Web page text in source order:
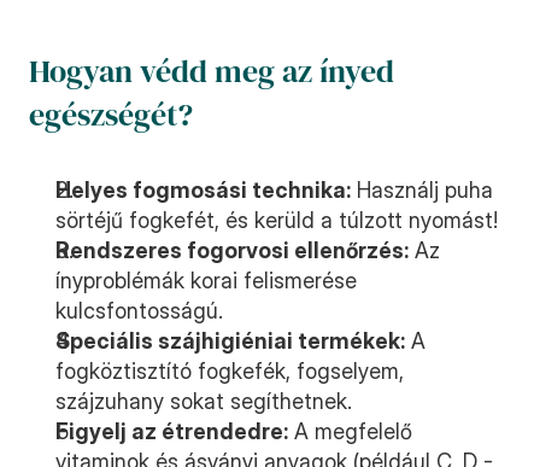
Hogyan védd meg az ínyed
egészségét?
Helyes fogmosási technika: Használj puha
sörtéjű fogkefét, és kerüld a túlzott nyomást!
Rendszeres fogorvosi ellenőrzés: Az
ínyproblémák korai felismerése
kulcsfontosságú.
Speciális szájhigiéniai termékek: A
fogköztisztító fogkefék, fogselyem,
szájzuhany sokat segíthetnek.
Figyelj az étrendedre: A megfelelő
vitaminok és ásványi anyagok (például C, D -